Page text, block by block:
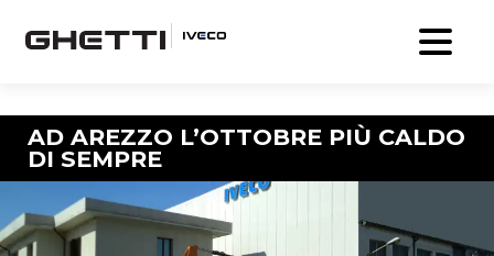
AD AREZZO L’OTTOBRE PIÙ CALDO
DI SEMPRE
Navigazione articolo